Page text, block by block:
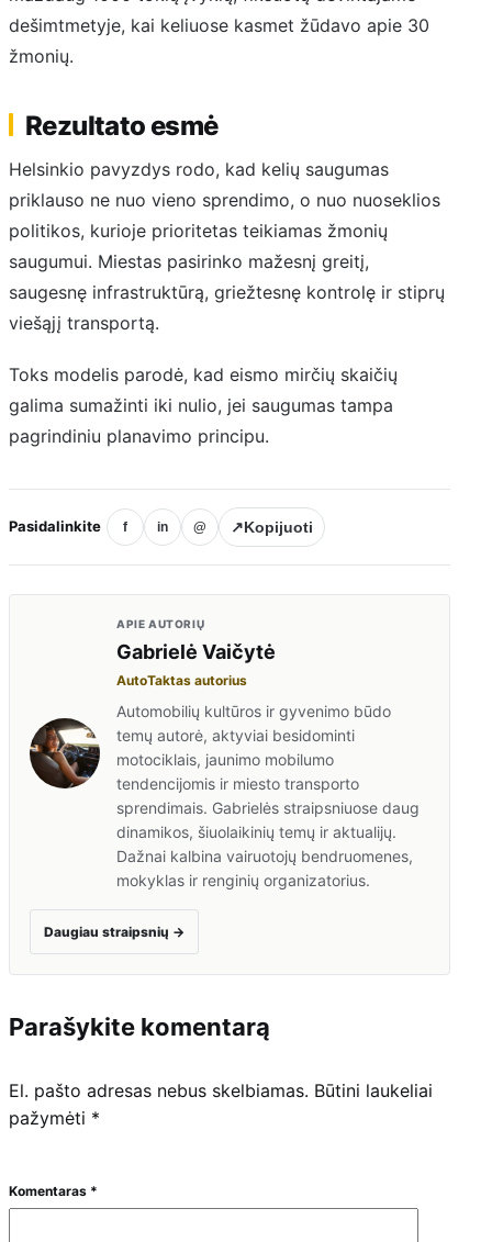
dešimtmetyje, kai keliuose kasmet žūdavo apie 30
žmonių.
Rezultato esmė
Helsinkio pavyzdys rodo, kad kelių saugumas
priklauso ne nuo vieno sprendimo, o nuo nuoseklios
politikos, kurioje prioritetas teikiamas žmonių
saugumui. Miestas pasirinko mažesnį greitį,
saugesnę infrastruktūrą, griežtesnę kontrolę ir stiprų
viešąjį transportą.
Toks modelis parodė, kad eismo mirčių skaičių
galima sumažinti iki nulio, jei saugumas tampa
pagrindiniu planavimo principu.
Pasidalinkite f in @ ↗Kopijuoti
APIE AUTORIŲ
Gabrielė Vaičytė
AutoTaktas autorius
Automobilių kultūros ir gyvenimo būdo
temų autorė, aktyviai besidominti
motociklais, jaunimo mobilumo
tendencijomis ir miesto transporto
sprendimais. Gabrielės straipsniuose daug
dinamikos, šiuolaikinių temų ir aktualijų.
Dažnai kalbina vairuotojų bendruomenes,
mokyklas ir renginių organizatorius.
Daugiau straipsnių →
Parašykite komentarą
El. pašto adresas nebus skelbiamas. Būtini laukeliai
pažymėti *
Komentaras *